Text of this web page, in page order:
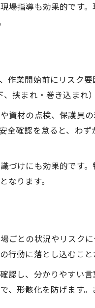
リスク評価と管理
知活動の実践術
可欠なリスク分析
る現場の安全性
全コミュニケーション
内の情報共有術
声かけの効果
る報告・連絡・相談
指導も効果的です
業開始前にリスク
挟まれ・巻き込まれ
材の点検、保護具
確認を怠ると、わ
けにも効果的です
なります。
との状況やリスク
動に落とし込むこと
し、分かりやすい
形骸化を防げます